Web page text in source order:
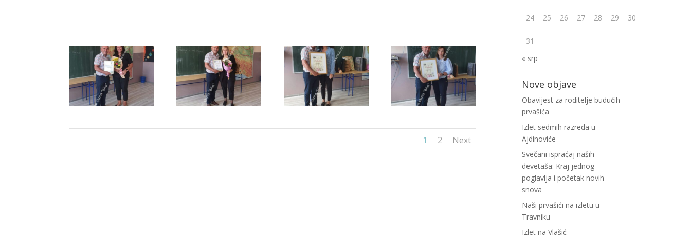
1 2 Next
24 25 26 27 28 29 30
31
« srp
Nove objave
Obavijest za roditelje budućih
prvašića
Izlet sedmih razreda u
Ajdinoviće
Svečani ispraćaj naših
devetaša: Kraj jednog
poglavlja i početak novih
snova
Naši prvašići na izletu u
Travniku
Izlet na Vlašić